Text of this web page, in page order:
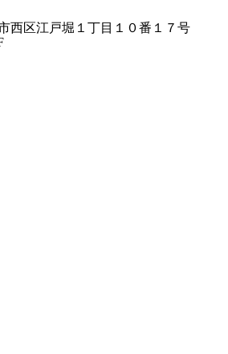
西区江戸堀１丁目１０番１７号